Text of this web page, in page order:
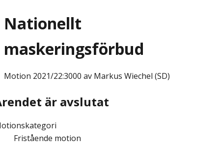
Nationellt
maskeringsförbud
Motion 2021/22:3000 av Markus Wiechel (SD)
är avslutat
Fristående motion